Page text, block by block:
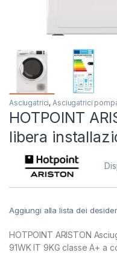
Asciugatrici,Asciugatrici
HOTPOINT
libera
Aggiungi alla lista dei
HOTPOINT ARISTON
91WK IT 9KG classe A+ a